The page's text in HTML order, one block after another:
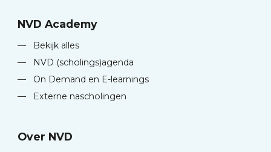
NVD Academy
—
Bekijk alles
—
NVD (scholings)agenda
—
On Demand en E-learnings
—
Externe nascholingen
Over NVD